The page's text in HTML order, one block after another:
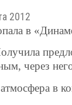
2012
в
через
в